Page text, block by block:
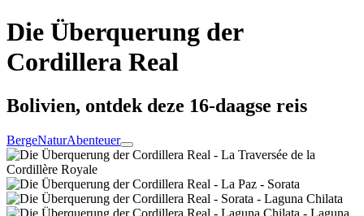
Die Überquerung der
Cordillera Real
Bolivien, ontdek deze 16-daagse reis
BergeNaturAbenteuer